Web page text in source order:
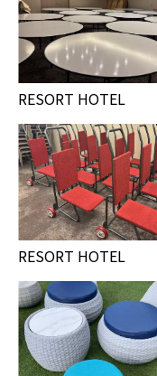
RESORT HOTEL
RESORT HOTEL